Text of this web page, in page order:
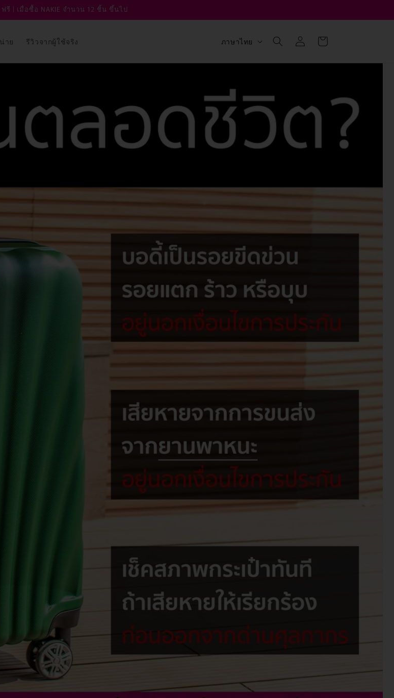
ฟรี | เมื่อซื้อ NAKIE จำนวน 12 ชิ้น ขึ้นไป
าย รีวิวจากผู้ใช้จริง
ภภาษาไทย
เข้าสู่
ระบบ
ตะกร้า
สินค้า